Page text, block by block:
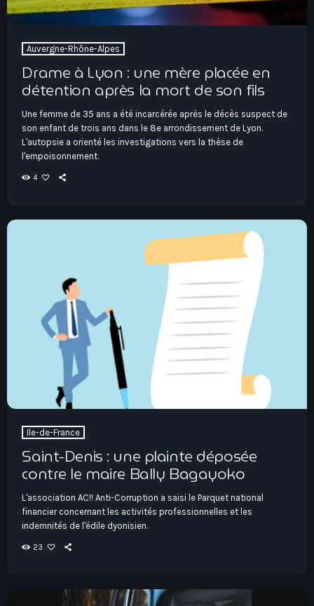
Auvergne-Rhône-Alpes
Drame à Lyon : une mère placée en
détention après la mort de son fils
Une femme de 35 ans a été incarcérée après le décès suspect de
son enfant de trois ans dans le 8e arrondissement de Lyon.
L'autopsie a orienté les investigations vers la thèse de
l'empoisonnement.
4
Ile-de-France
Saint-Denis : une plainte déposée
contre le maire Bally Bagayoko
L'association AC!! Anti-Corruption a saisi le Parquet national
financier concernant les activités professionnelles et les
indemnités de l'édile dyonisien.
23